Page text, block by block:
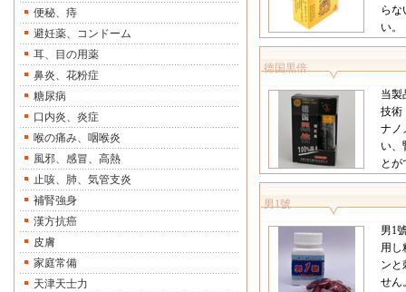
便秘、痔
避妊薬、コンドーム
耳、目の用薬
鼻炎、花粉症
糖尿病
口内炎、炎症
喉の痛み、咽喉炎
風邪、感冒、高熱
止咳、肺、気管支炎
補腎強身
漢方抗癌
皮膚
家庭常備
天津天士力
ら
い。
德国黒倍
当製
技術
ナノ
い、
とが
男1號
男1
用し
ンと
せん